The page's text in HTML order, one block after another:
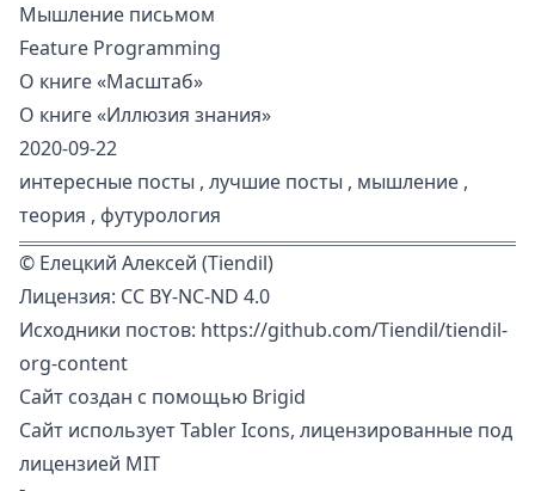
Мышление письмом
Feature Programming
О книге «Масштаб»
О книге «Иллюзия знания»
2020-09-22
интересные посты , лучшие посты , мышление ,
теория , футурология
© Елецкий Алексей (Tiendil)
Лицензия: CC BY-NC-ND 4.0
Исходники постов: https://github.com/Tiendil/tiendil-
org-content
Сайт создан с помощью Brigid
Сайт используетTabler Icons, лицензированные под
лицензией MIT